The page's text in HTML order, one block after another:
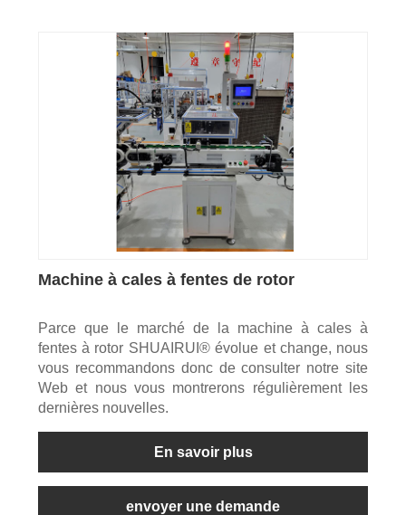
Machine à cales à fentes de rotor
Parce que le marché de la machine à cales à
fentes à rotor SHUAIRUI® évolue et change, nous
vous recommandons donc de consulter notre site
Web et nous vous montrerons régulièrement les
dernières nouvelles.
En savoir plus
envoyer une demande